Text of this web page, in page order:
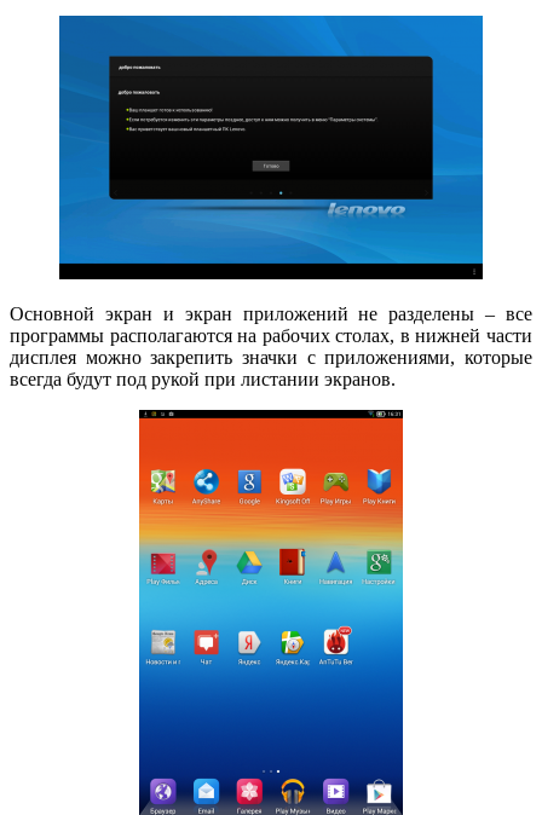
Основной экран и экран приложений не разделены – все
программы располагаются на рабочих столах, в нижней части
дисплея можно закрепить значки с приложениями, которые
всегда будут под рукой при листании экранов.